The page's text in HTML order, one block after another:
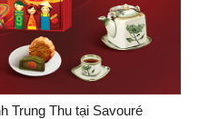
Trung Thu tại Savouré